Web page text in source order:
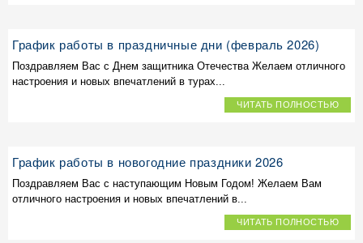
График работы в праздничные дни (февраль 2026)
Поздравляем Вас с Днем защитника Отечества Желаем отличного
настроения и новых впечатлений в турах...
ЧИТАТЬ ПОЛНОСТЬЮ
График работы в новогодние праздники 2026
Поздравляем Вас с наступающим Новым Годом! Желаем Вам
отличного настроения и новых впечатлений в...
ЧИТАТЬ ПОЛНОСТЬЮ